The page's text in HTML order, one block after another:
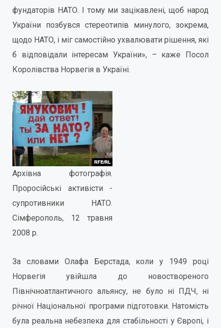
фундаторів НАТО. І тому ми зацікавлені, щоб народ
України позбувся стереотипів минулого, зокрема,
щодо НАТО, і міг самостійно ухвалювати рішення, які
б відповідали інтересам України», – каже Посол
Королівства Норвегія в Україні.
Архівна фотографія.
Проросійські активісти -
супротивники НАТО.
Сімферополь, 12 травня
2008 р.
За словами Олафа Берстада, коли у 1949 році
Норвегія увійшла до новоствореного
Північноатлантичного альянсу, не було ні ПДЧ, ні
річної Національної програми підготовки. Натомість
була реальна небезпека для стабільності у Європі, і